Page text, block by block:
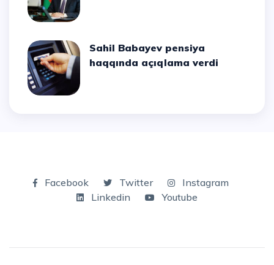
Sahil Babayev pensiya
haqqında açıqlama verdi
Facebook Twitter
Instagram
Linkedin
Youtube